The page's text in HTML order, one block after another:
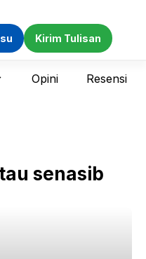
Kirim Tulisan
Opini Resensi
senasib